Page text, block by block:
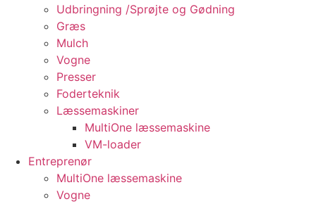
Udbringning /Sprøjte og Gødning
Græs
Mulch
Vogne
Presser
Foderteknik
Læssemaskiner
MultiOne læssemaskine
VM-loader
Entreprenør
MultiOne læssemaskine
Vogne